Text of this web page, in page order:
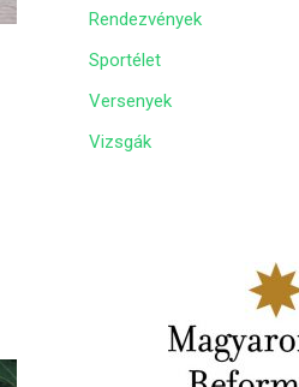
Rendezvények
Sportélet
Versenyek
Vizsgák